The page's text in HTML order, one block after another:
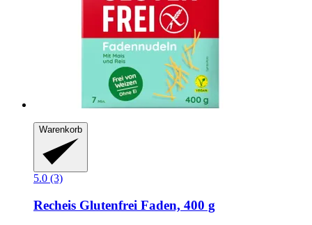
Warenkorb
5.0 (3)
Recheis Glutenfrei Faden, 400 g